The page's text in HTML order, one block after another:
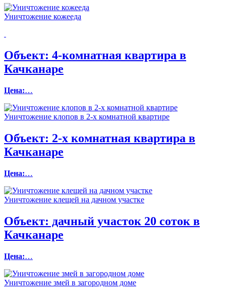
Уничтожение кожееда
Объект: 4-комнатная квартира в
Качканаре
Цена:…
Уничтожение клопов в 2-х комнатной квартире
Объект: 2-х комнатная квартира в
Качканаре
Цена:…
Уничтожение клещей на дачном участке
Объект: дачный участок 20 соток в
Качканаре
Цена:…
Уничтожение змей в загородном доме